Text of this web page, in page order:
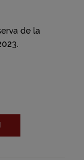
de la